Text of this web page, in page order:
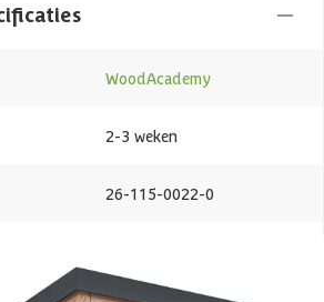
WoodAcademy
2-3 weken
26-115-0022-0